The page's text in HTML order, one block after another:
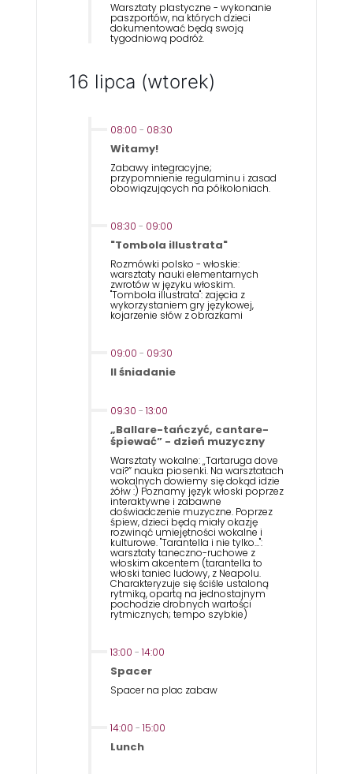
Warsztaty plastyczne - wykonanie
paszportów, na których dzieci
dokumentować będą swoją
tygodniową podróż.
16 lipca (wtorek)
08:00 - 08:30
Witamy!
Zabawy integracyjne;
przypomnienie regulaminu i zasad
obowiązujących na półkoloniach.
08:30 - 09:00
"Tombola illustrata"
Rozmówki polsko - włoskie:
warsztaty nauki elementarnych
zwrotów w języku włoskim.
"Tombola illustrata": zajęcia z
wykorzystaniem gry językowej,
kojarzenie słów z obrazkami
09:00 - 09:30
II śniadanie
09:30 - 13:00
„Ballare-tańczyć, cantare-
śpiewać” - dzień muzyczny
Warsztaty wokalne: „Tartaruga dove
vai?” nauka piosenki. Na warsztatach
wokalnych dowiemy się dokąd idzie
żółw :) Poznamy język włoski poprzez
interaktywne i zabawne
doświadczenie muzyczne. Poprzez
śpiew, dzieci będą miały okazję
rozwinąć umiejętności wokalne i
kulturowe. "Tarantella i nie tylko...":
warsztaty taneczno-ruchowe z
włoskim akcentem (tarantella to
włoski taniec ludowy, z Neapolu.
Charakteryzuje się ściśle ustaloną
rytmiką, opartą na jednostajnym
pochodzie drobnych wartości
rytmicznych; tempo szybkie)
13:00 - 14:00
Spacer
Spacer na plac zabaw
14:00 - 15:00
Lunch